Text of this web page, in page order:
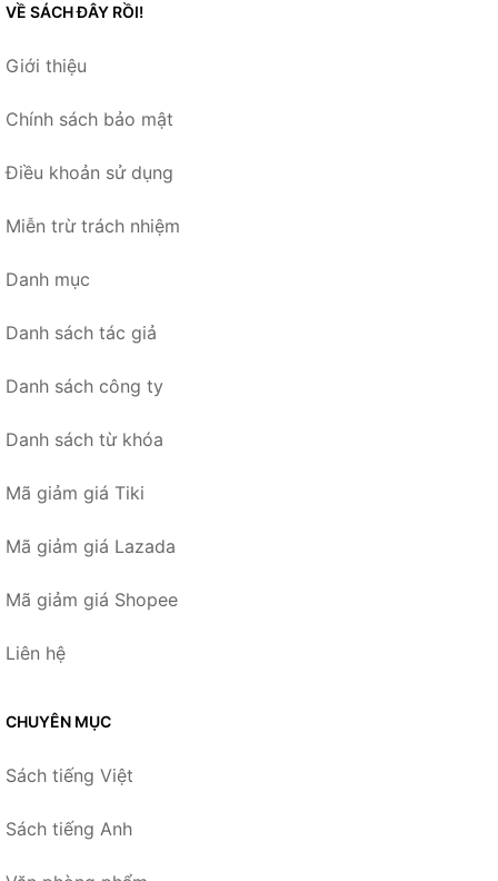
VỀ SÁCH ĐÂY RỒI!
Giới thiệu
Chính sách bảo mật
Điều khoản sử dụng
Miễn trừ trách nhiệm
Danh mục
Danh sách tác giả
Danh sách công ty
Danh sách từ khóa
Mã giảm giá Tiki
Mã giảm giá Lazada
Mã giảm giá Shopee
Liên hệ
CHUYÊN MỤC
Sách tiếng Việt
Sách tiếng Anh